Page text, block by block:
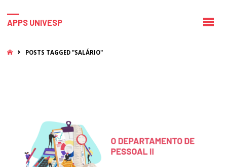
APPS UNIVESP
HOMEPOSTS TAGGED "SALÁRIO"